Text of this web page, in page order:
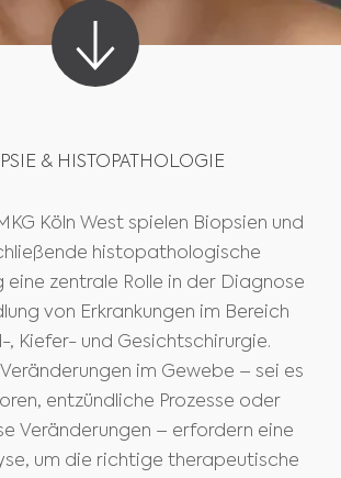
& HISTOPATHOLOGIE
Köln West spielen Biopsien und
histopathologische
eine zentrale Rolle in der Diagnose
von Erkrankungen im Bereich
, Kiefer- und Gesichtschirurgie.
im Gewebe – sei es
entzündliche Prozesse oder
Veränderungen – erfordern eine
um die richtige therapeutische